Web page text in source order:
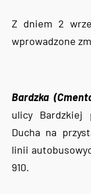
Z dniem 2
wprowadzone
Bardzka
ulicy Bardzkiej
Ducha na
linii
910.